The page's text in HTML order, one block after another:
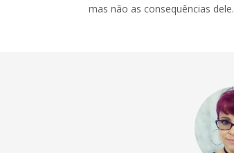
mas não as consequências dele.